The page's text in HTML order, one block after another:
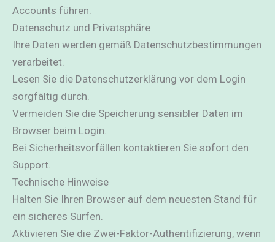
Accounts führen.
Datenschutz und Privatsphäre
Ihre Daten werden gemäß Datenschutzbestimmungen
verarbeitet.
Lesen Sie die Datenschutzerklärung vor dem Login
sorgfältig durch.
Vermeiden Sie die Speicherung sensibler Daten im
Browser beim Login.
Bei Sicherheitsvorfällen kontaktieren Sie sofort den
Support.
Technische Hinweise
Halten Sie Ihren Browser auf dem neuesten Stand für
ein sicheres Surfen.
Aktivieren Sie die Zwei-Faktor-Authentifizierung, wenn